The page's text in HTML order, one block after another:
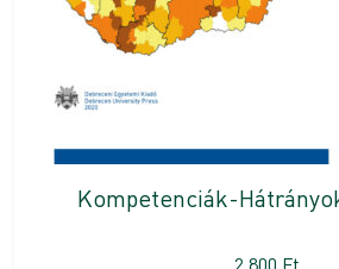
Kompetenciák-
2 800 Ft